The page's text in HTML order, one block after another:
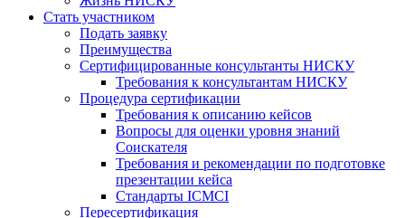
Стать участником
Подать заявку
Преимущества
Сертифицированные консультанты НИСКУ
Требования к консультантам НИСКУ
Процедура сертификации
Требования к описанию кейсов
Вопросы для оценки уровня знаний
Соискателя
Требования и рекомендации по подготовке
презентации кейса
Стандарты ICMCI
Пересертификация